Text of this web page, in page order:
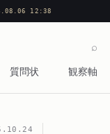
12:38
質問状 観察軸
⌕